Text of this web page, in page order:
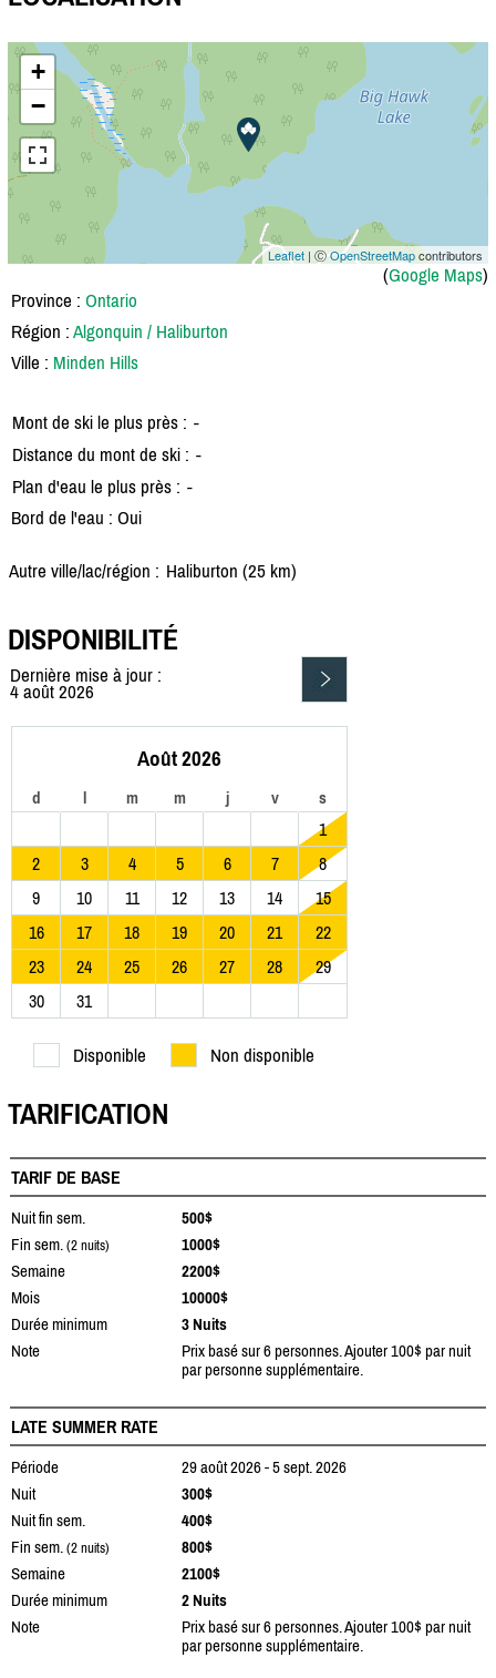
+
−
Leaflet | ⒸOpenStreetMapcontributors
(Google Maps)
Province : Ontario
Région : Algonquin / Haliburton
Ville : Minden Hills
Mont de ski le plus près : -
Distance du mont de ski : -
Plan d'eau le plus près : -
Bord de l'eau : Oui
Autre ville/lac/région : Haliburton (25 km)
DISPONIBILITÉ
Dernière mise à jour :
4 août 2026
Août 2026
d l m m j v s
1
2
3 4 5 6 7
8
9
10 11 12 13 14
15
16
17 18 19 20 21
22
23
24 25 26 27 28
29
30
31
Disponible Non disponible
TARIFICATION
TARIF DE BASE
Nuit fin sem.
500$
Fin sem. (2 nuits)
1000$
Semaine
2200$
Mois
10000$
Durée minimum
3 Nuits
Note
Prix basé sur 6 personnes. Ajouter 100$ par nuit
par personne supplémentaire.
LATE SUMMER RATE
Période
29 août 2026 - 5 sept. 2026
Nuit
300$
Nuit fin sem.
400$
Fin sem. (2 nuits)
800$
Semaine
2100$
Durée minimum
2 Nuits
Note
Prix basé sur 6 personnes. Ajouter 100$ par nuit
par personne supplémentaire.